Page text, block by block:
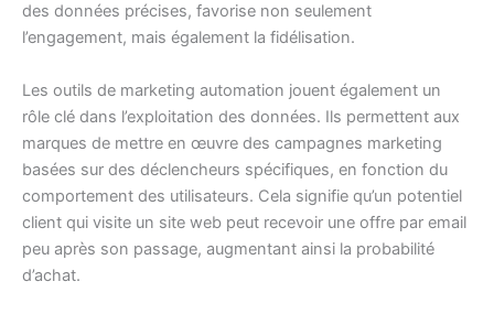
des données précises, favorise non seulement
l’engagement, mais également la fidélisation.
Les outils de marketing automation jouent également un
rôle clé dans l’exploitation des données. Ils permettent aux
marques de mettre en œuvre des campagnes marketing
basées sur des déclencheurs spécifiques, en fonction du
comportement des utilisateurs. Cela signifie qu’un potentiel
client qui visite un site web peut recevoir une offre par email
peu après son passage, augmentant ainsi la probabilité
d’achat.